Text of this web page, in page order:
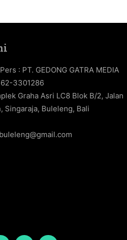
: PT. GEDONG GATRA MEDIA
3301286
Graha Asri LC8 Blok B/2, Jalan
Singaraja, Buleleng, Bali